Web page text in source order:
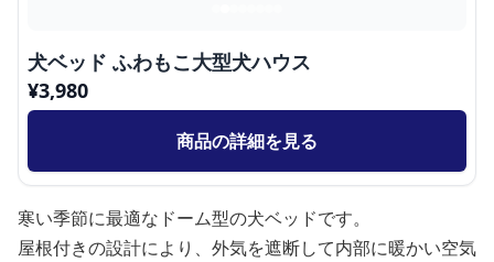
犬ベッド ふわもこ大型犬ハウス
¥3,980
商品の詳細を見る
寒い季節に最適なドーム型の犬ベッドです。
屋根付きの設計により、外気を遮断して内部に暖かい空気